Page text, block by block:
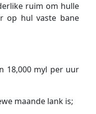
ruim om hulle
op hul vaste bane
18,000 myl per uur
maande lank is;